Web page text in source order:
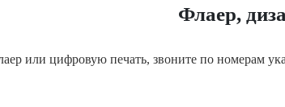
Флаер,
или цифровую печать, звоните по номерам